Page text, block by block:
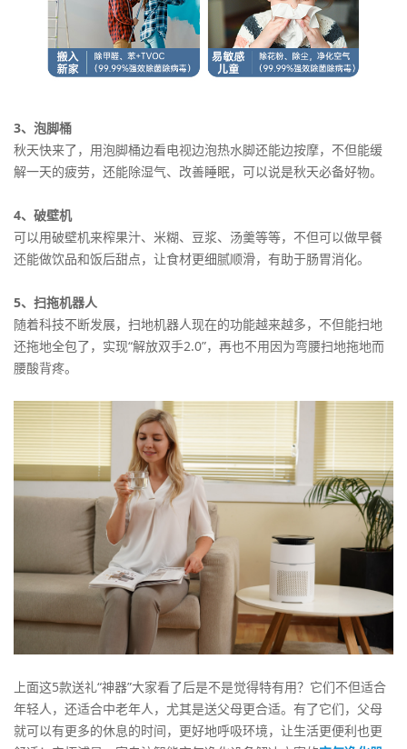
3、泡脚桶
秋天快来了，用泡脚桶边看电视边泡热水脚还能边按摩，不但能缓
解一天的疲劳，还能除湿气、改善睡眠，可以说是秋天必备好物。
4、破壁机
可以用破壁机来榨果汁、米糊、豆浆、汤羹等等，不但可以做早餐
还能做饮品和饭后甜点，让食材更细腻顺滑，有助于肠胃消化。
5、扫拖机器人
随着科技不断发展，扫地机器人现在的功能越来越多，不但能扫地
还拖地全包了，实现“解放双手2.0”，再也不用因为弯腰扫地拖地而
腰酸背疼。
上面这5款送礼“神器”大家看了后是不是觉得特有用？它们不但适合
年轻人，还适合中老年人，尤其是送父母更合适。有了它们，父母
就可以有更多的休息的时间，更好地呼吸环境，让生活更便利也更